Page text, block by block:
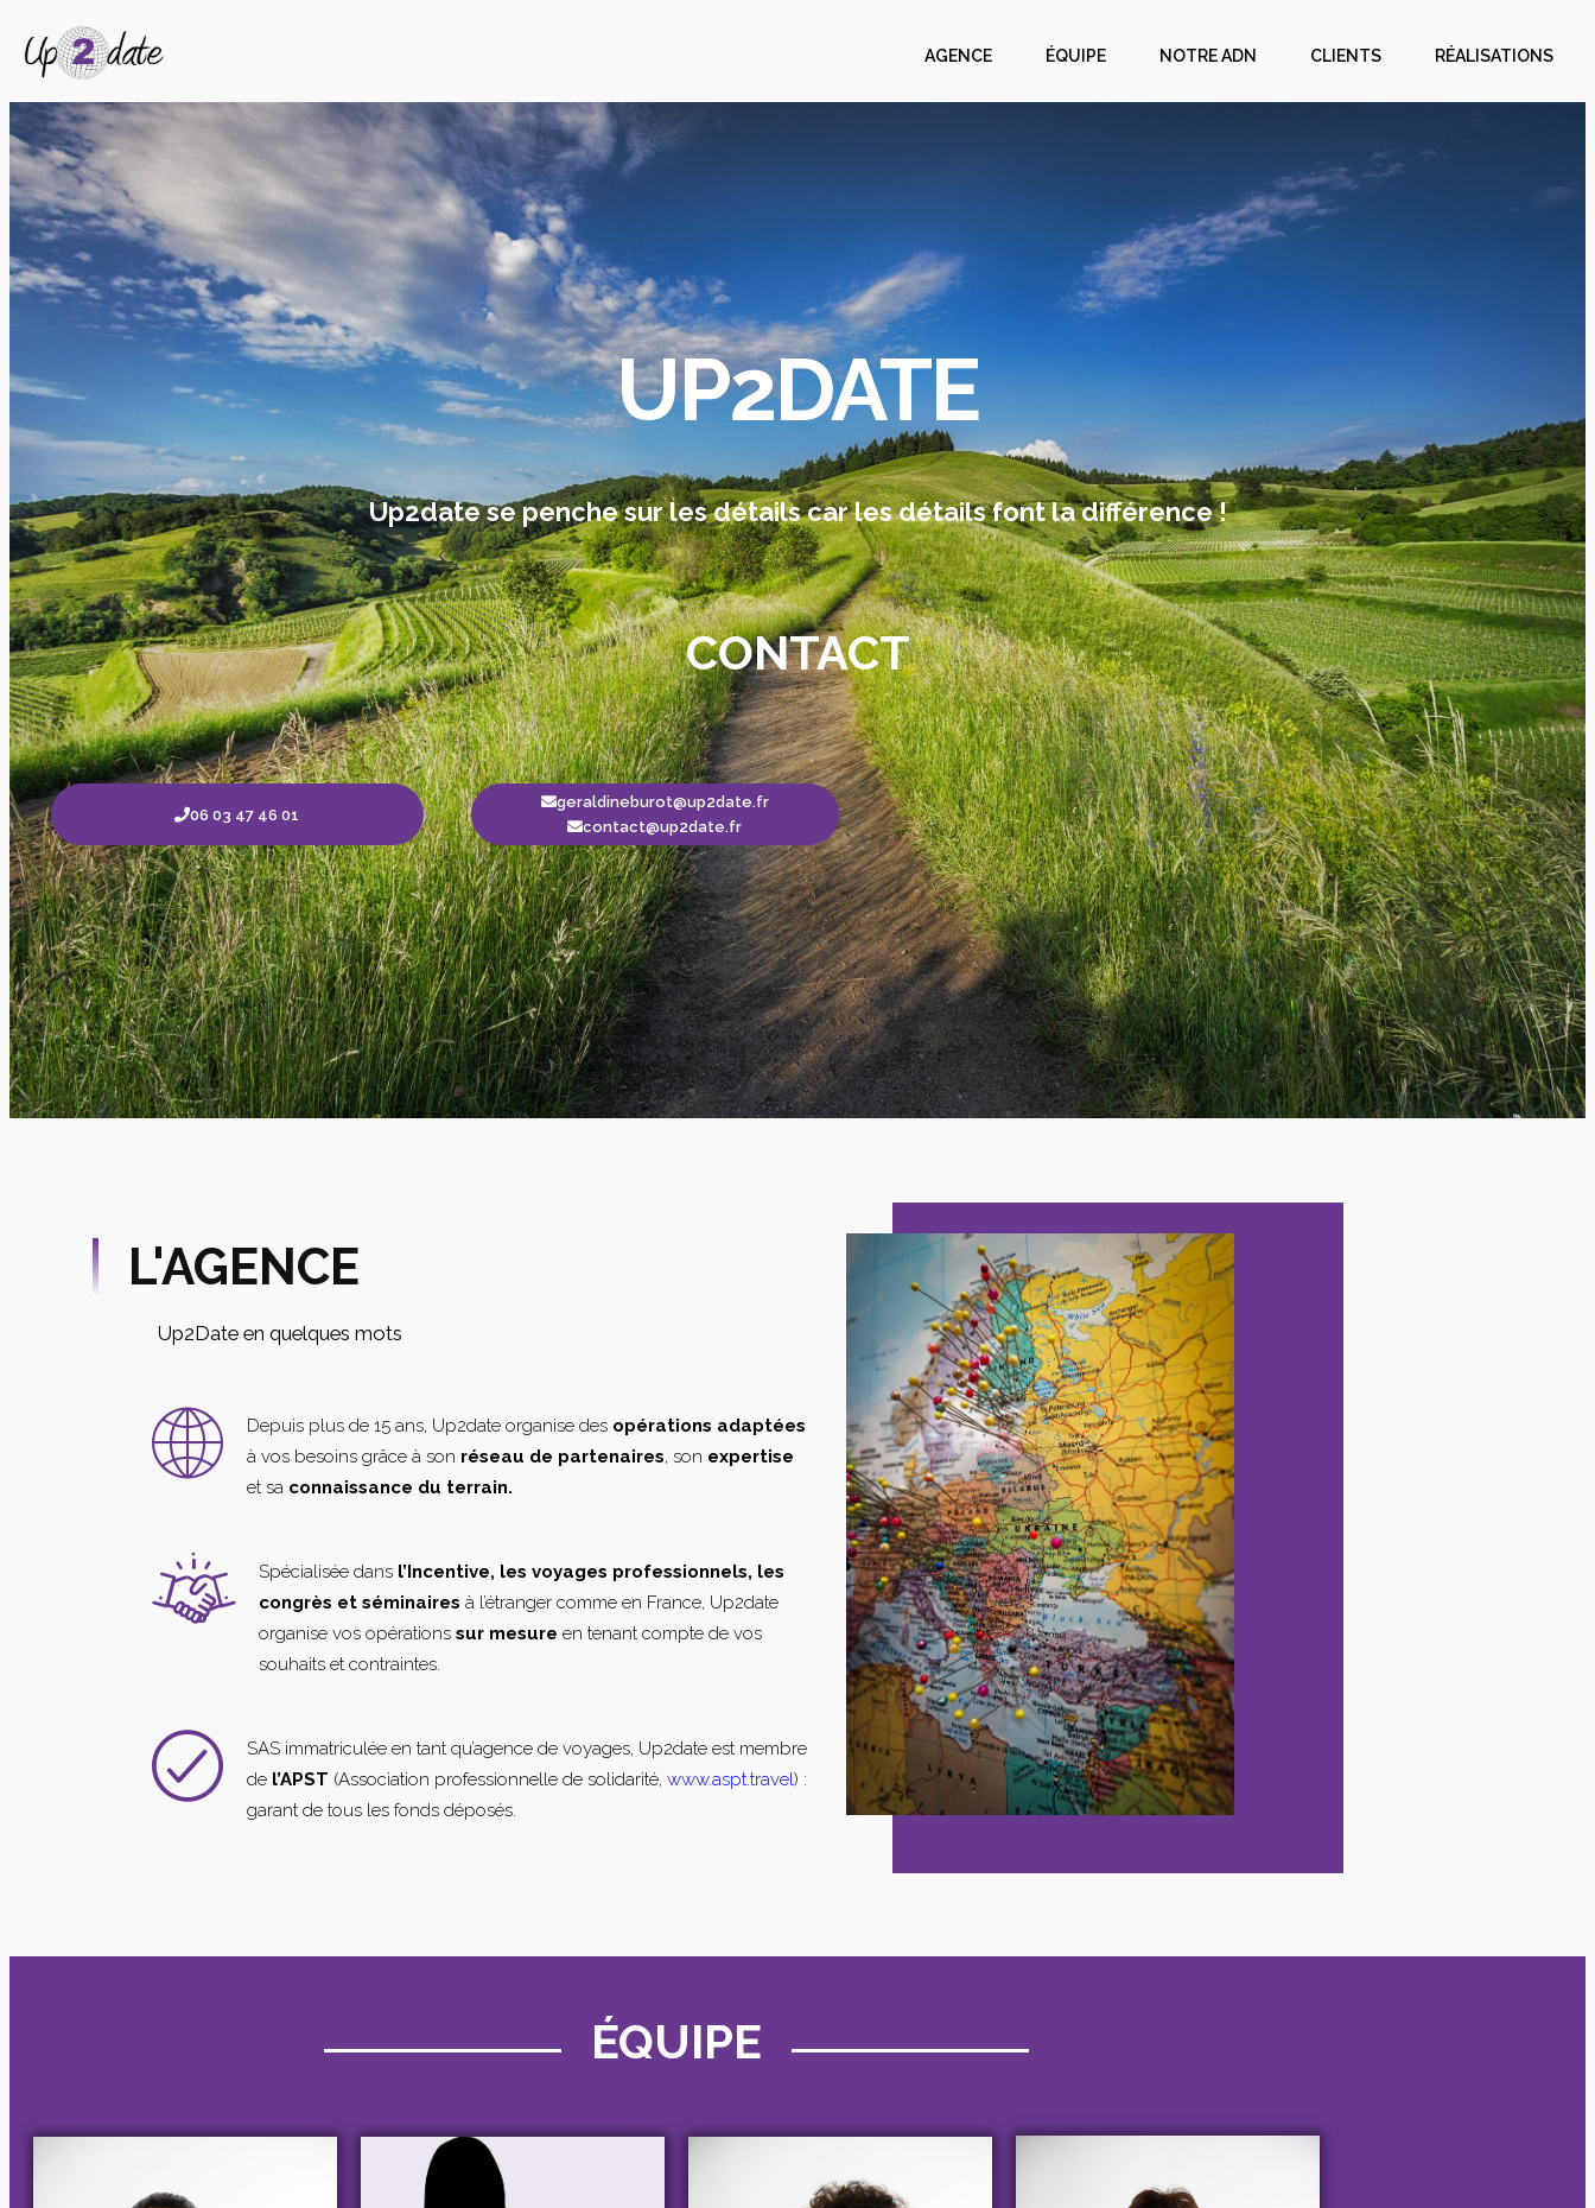
AGENCE ÉQUIPE NOTRE ADN CLIENTS RÉALISATIONS
UP2DATE
Up2date se penche sur les détails car les détails font la différence !
CONTACT
06 03 47 46 01
geraldineburot@up2date.fr
contact@up2date.fr
L'AGENCE
Up2Date en quelques mots
Depuis plus de 15 ans, Up2date organise des opérations adaptées
à vos besoins grâce à son réseau de partenaires, son expertise
et sa connaissance du terrain.
Spécialisée dans l’Incentive, les voyages professionnels, les
congrès et séminaires à l’étranger comme en France, Up2date
organise vos opérations sur mesure en tenant compte de vos
souhaits et contraintes.
SAS immatriculée en tant qu’agence de voyages, Up2date est membre
de l’APST (Association professionnelle de solidarité, www.aspt.travel) :
garant de tous les fonds déposés.
ÉQUIPE